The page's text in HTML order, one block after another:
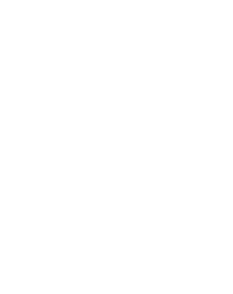
The Religion of the
เป็นผู้ทรงเอ็นดูต่อปว
ปัจจัยยังชีพแก่ผู้ที่พระ
Society of Institutes and